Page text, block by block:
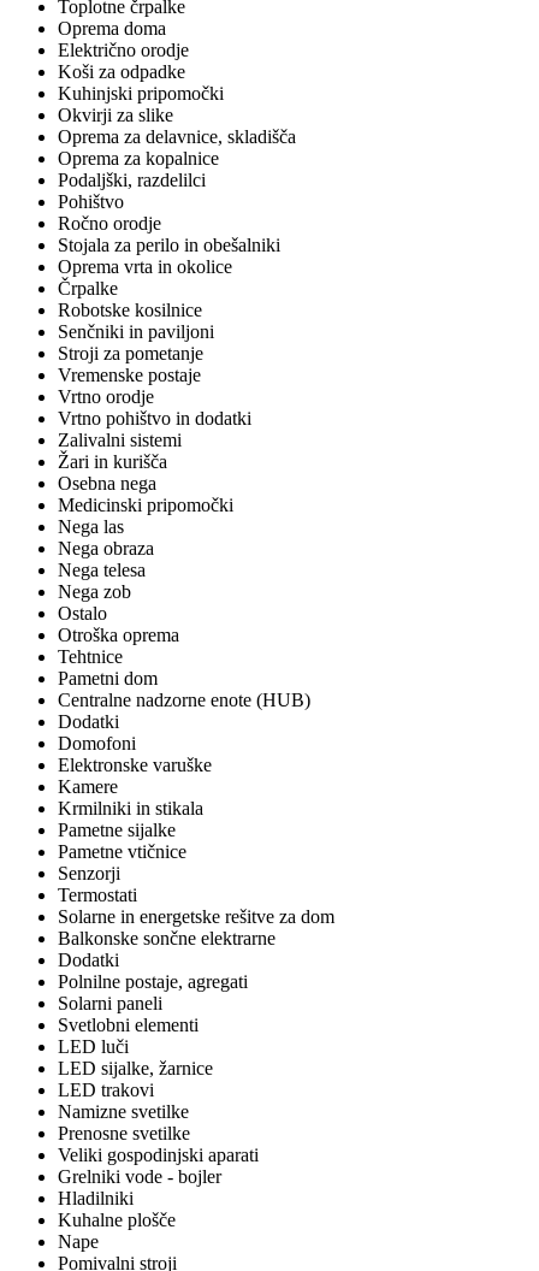
Toplotne črpalke
Oprema doma
Električno orodje
Koši za odpadke
Kuhinjski pripomočki
Okvirji za slike
Oprema za delavnice, skladišča
Oprema za kopalnice
Podaljški, razdelilci
Pohištvo
Ročno orodje
Stojala za perilo in obešalniki
Oprema vrta in okolice
Črpalke
Robotske kosilnice
Senčniki in paviljoni
Stroji za pometanje
Vremenske postaje
Vrtno orodje
Vrtno pohištvo in dodatki
Zalivalni sistemi
Žari in kurišča
Osebna nega
Medicinski pripomočki
Nega las
Nega obraza
Nega telesa
Nega zob
Ostalo
Otroška oprema
Tehtnice
Pametni dom
Centralne nadzorne enote (HUB)
Dodatki
Domofoni
Elektronske varuške
Kamere
Krmilniki in stikala
Pametne sijalke
Pametne vtičnice
Senzorji
Termostati
Solarne in energetske rešitve za dom
Balkonske sončne elektrarne
Dodatki
Polnilne postaje, agregati
Solarni paneli
Svetlobni elementi
LED luči
LED sijalke, žarnice
LED trakovi
Namizne svetilke
Prenosne svetilke
Veliki gospodinjski aparati
Grelniki vode - bojler
Hladilniki
Kuhalne plošče
Nape
Pomivalni stroji